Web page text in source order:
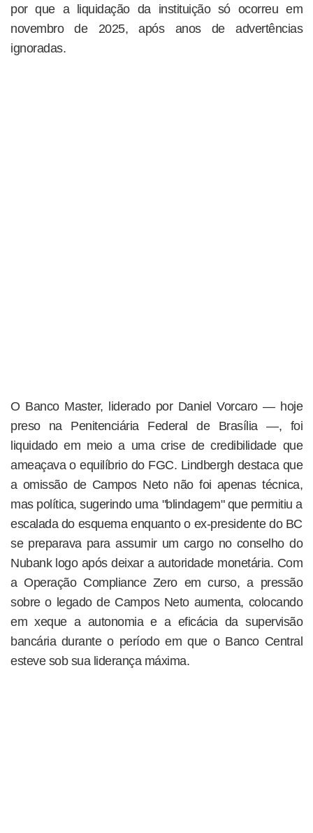
por que a liquidação da instituição só ocorreu em
novembro de 2025, após anos de advertências
ignoradas.
O Banco Master, liderado por Daniel Vorcaro — hoje
preso na Penitenciária Federal de Brasília —, foi
liquidado em meio a uma crise de credibilidade que
ameaçava o equilíbrio do FGC. Lindbergh destaca que
a omissão de Campos Neto não foi apenas técnica,
mas política, sugerindo uma "blindagem" que permitiu a
escalada do esquema enquanto o ex-presidente do BC
se preparava para assumir um cargo no conselho do
Nubank logo após deixar a autoridade monetária. Com
a Operação Compliance Zero em curso, a pressão
sobre o legado de Campos Neto aumenta, colocando
em xeque a autonomia e a eficácia da supervisão
bancária durante o período em que o Banco Central
esteve sob sua liderança máxima.